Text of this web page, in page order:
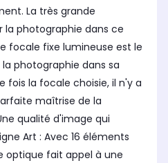
La très grande
photographie dans ce
focale fixe lumineuse est le
photographie dans sa
fois la focale choisie, il n'y a
maîtrise de la
qualité d'image qui
Art : Avec 16 éléments
optique fait appel à une